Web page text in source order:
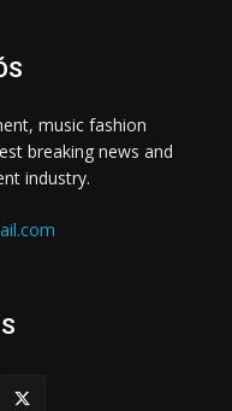
music fashion
breaking news and
industry.